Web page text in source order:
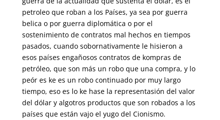
petroleo que roban a los Países, ya sea por guerra
belica o por guerra diplomática o por el
sostenimiento de contratos mal hechos en tiempos
pasados, cuando sobornativamente le hisieron a
esos países engañosos contratos de kompras de
petróleo, que son más un robo que una compra, y lo
peór es ke es un robo continuado por muy largo
tiempo, eso es lo ke hase la representasión del valor
del dólar y algotros productos que son robados a los
países que están vajo el yugo del Cionismo.